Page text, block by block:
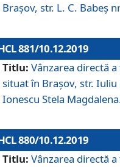
Brașov, str. L. C. Babeș
881/10.12.2019
Titlu: Vânzarea directă
situat în Brașov, str.
Ionescu Stela
880/10.12.2019
Titlu: Vânzarea directă